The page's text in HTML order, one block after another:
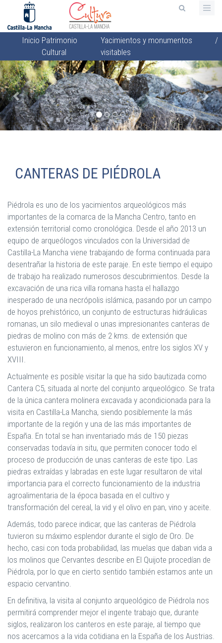
contenido
principal
Sobrescribir
enlaces
de
ayuda
a
la
navegación
Inicio Patrimonio
Cultural
Yacimientos y monumentos
visitables
/
Anterior
CANTERAS DE PIÉDROLA
Piédrola es uno de los yacimientos arqueológicos más
importantes de la comarca de la Mancha Centro, tanto en
extensión territorial como cronológica. Desde el año 2013 un
equipo de arqueólogos vinculados con la Universidad de
Castilla-La Mancha viene trabajando de forma continuada para
desentrañar la historia de este paraje. En este tiempo el equipo
de trabajo ha realizado numerosos descubrimientos. Desde la
excavación de una rica villa romana hasta el hallazgo
inesperado de una necrópolis islámica, pasando por un campo
de hoyos prehistórico, un conjunto de estructuras hidráulicas
romanas, un silo medieval o unas impresionantes canteras de
piedras de molino con más de 2 kms. de extensión que
estuvieron en funcionamiento, al menos, entre los siglos XV y
XVIII.
Actualmente es posible visitar la que ha sido bautizada como
Cantera C5, situada al norte del conjunto arqueológico. Se trata
de la única cantera molinera excavada y acondicionada para la
visita en Castilla-La Mancha, siendo posiblemente la más
importante de la región y una de las más importantes de
España. En total se han inventariado más de 150 piezas
conservadas todavía in situ, que permiten conocer todo el
proceso de producción de unas canteras de este tipo. Las
piedras extraídas y labradas en este lugar resultaron de vital
importancia para el correcto funcionamiento de la industria
agroalimentaria de la época basada en el cultivo y
transformación del cereal, la vid y el olivo en pan, vino y aceite.
Además, todo parece indicar, que las canteras de Piédrola
tuvieron su máximo esplendor durante el siglo de Oro. De
hecho, casi con toda probabilidad, las muelas que daban vida a
los molinos que Cervantes describe en El Quijote procedían de
Piédrola, por lo que en cierto sentido también estamos ante un
espacio cervantino.
En definitiva, la visita al conjunto arqueológico de Piédrola nos
permitirá comprender mejor el ingente trabajo que, durante
siglos, realizaron los canteros en este paraje, al tiempo que
nos acercamos a la vida cotidiana en la España de los Austrias.